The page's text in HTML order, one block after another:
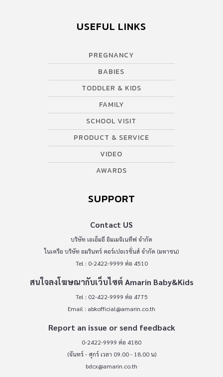
USEFUL LINKS
PREGNANCY
BABIES
TODDLER & KIDS
FAMILY
SCHOOL VISIT
PRODUCT & SERVICE
VIDEO
AWARDS
SUPPORT
Contact US
บริษัท เอเอ็มอี อิมเมจิเนทีฟ จำกัด
ในเครือ บริษัท อมรินทร์ คอร์เปอเรชั่นส์ จำกัด (มหาชน)
Tel : 0-2422-9999 ต่อ 4510
สนใจลงโฆษณากับเว็บไซต์ Amarin Baby&Kids
Tel : 02-422-9999 ต่อ 4775
Email : abkofficial@amarin.co.th
Report an issue or send feedback
0-2422-9999 ต่อ 4180
(จันทร์ - ศุกร์ เวลา 09.00 - 18.00 น)
bdcx@amarin.co.th